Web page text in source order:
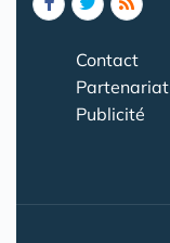
Contact
Partenariat
Publicité